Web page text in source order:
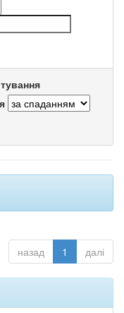
назад 1 далі